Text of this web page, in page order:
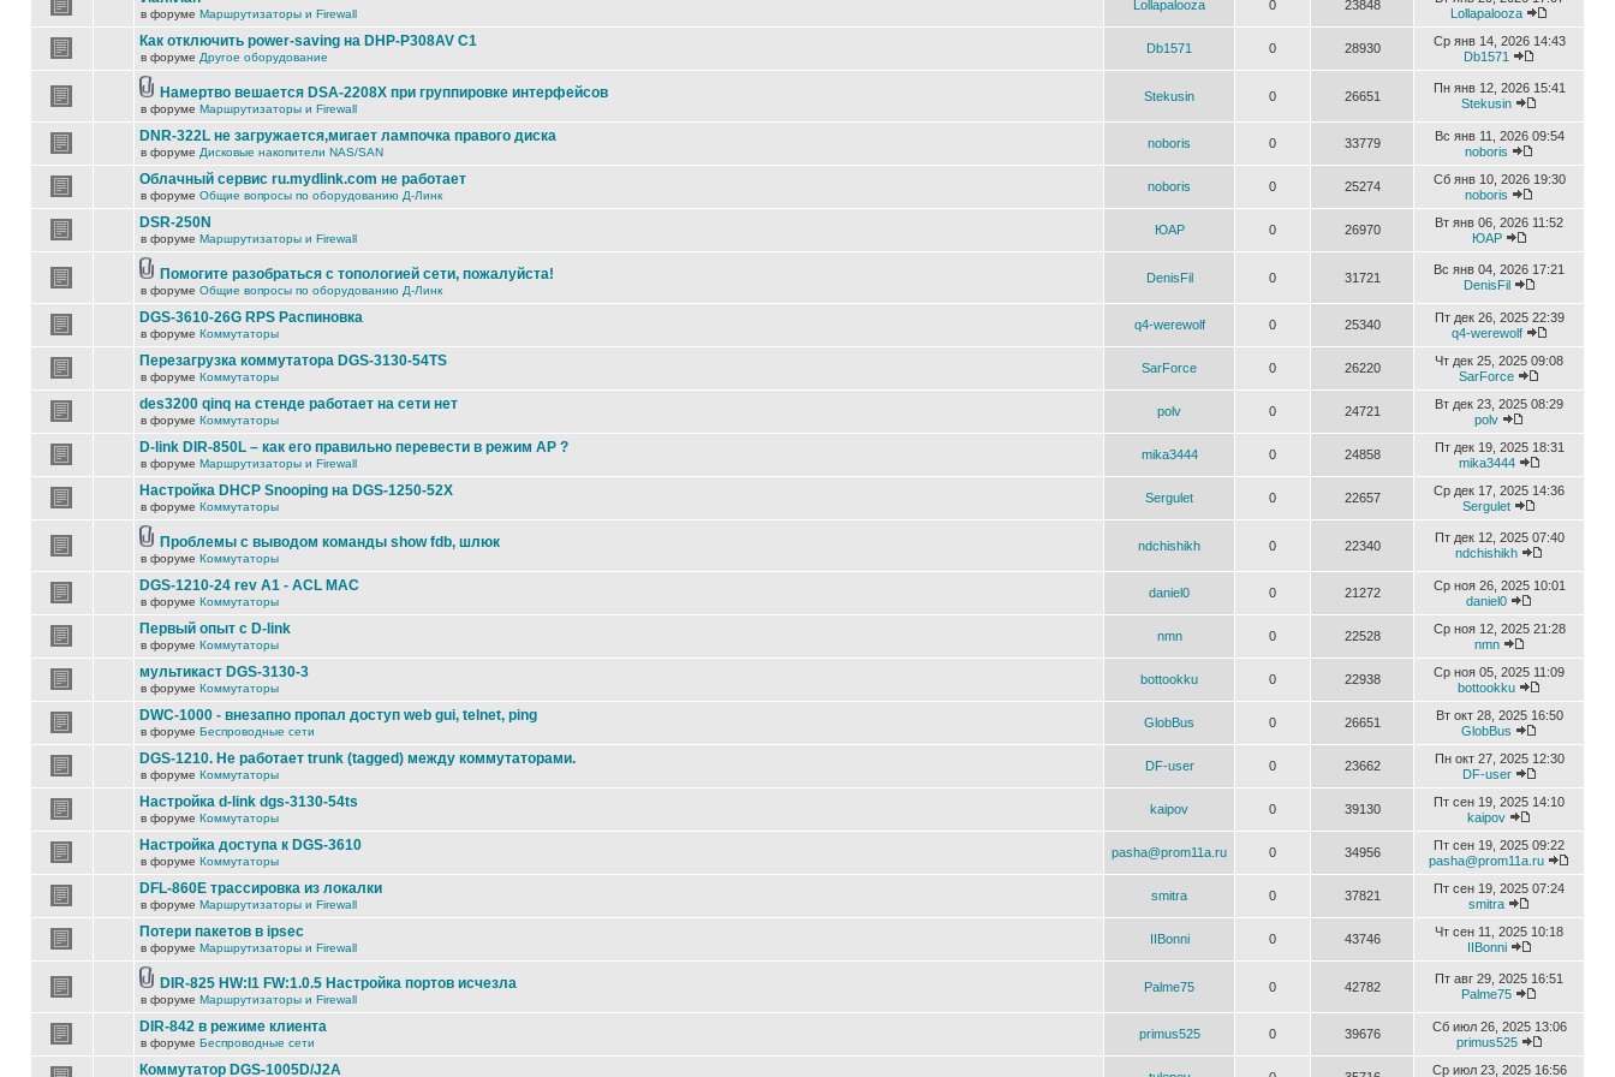
в форуме Маршрутизаторы и Firewall
Lollapalooza 0 23848
Lollapalooza
Как отключить power-saving на DHP-P308AV C1
в форуме Другое оборудование
Db1571 0 28930
Ср янв 14, 2026 14:43
Db1571
Намертво вешается DSA-2208X при группировке интерфейсов
в форуме Маршрутизаторы и Firewall
Stekusin 0 26651
Пн янв 12, 2026 15:41
Stekusin
DNR-322L не загружается,мигает лампочка правого диска
в форуме Дисковые накопители NAS/SAN
noboris 0 33779
Вс янв 11, 2026 09:54
noboris
Облачный сервис ru.mydlink.com не работает
в форуме Общие вопросы по оборудованию Д-Линк
noboris 0 25274
Сб янв 10, 2026 19:30
noboris
DSR-250N
в форуме Маршрутизаторы и Firewall
ЮАР 0 26970
Вт янв 06, 2026 11:52
ЮАР
Помогите разобраться с топологией сети, пожалуйста!
в форуме Общие вопросы по оборудованию Д-Линк
DenisFil 0 31721
Вс янв 04, 2026 17:21
DenisFil
DGS-3610-26G RPS Распиновка
в форуме Коммутаторы
q4-werewolf 0 25340
Пт дек 26, 2025 22:39
q4-werewolf
Перезагрузка коммутатора DGS-3130-54TS
в форуме Коммутаторы
SarForce 0 26220
Чт дек 25, 2025 09:08
SarForce
des3200 qinq на стенде работает на сети нет
в форуме Коммутаторы
polv 0 24721
Вт дек 23, 2025 08:29
polv
D-link DIR-850L – как его правильно перевести в режим AP ?
в форуме Маршрутизаторы и Firewall
mika3444 0 24858
Пт дек 19, 2025 18:31
mika3444
Настройка DHCP Snooping на DGS-1250-52X
в форуме Коммутаторы
Sergulet 0 22657
Ср дек 17, 2025 14:36
Sergulet
Проблемы с выводом команды show fdb, шлюк
в форуме Коммутаторы
ndchishikh 0 22340
Пт дек 12, 2025 07:40
ndchishikh
DGS-1210-24 rev A1 - ACL MAC
в форуме Коммутаторы
daniel0 0 21272
Ср ноя 26, 2025 10:01
daniel0
Первый опыт с D-link
в форуме Коммутаторы
nmn 0 22528
Ср ноя 12, 2025 21:28
nmn
мультикаст DGS-3130-3
в форуме Коммутаторы
bottookku 0 22938
Ср ноя 05, 2025 11:09
bottookku
DWC-1000 - внезапно пропал доступ web gui, telnet, ping
в форуме Беспроводные сети
GlobBus 0 26651
Вт окт 28, 2025 16:50
GlobBus
DGS-1210. Не работает trunk (tagged) между коммутаторами.
в форуме Коммутаторы
DF-user 0 23662
Пн окт 27, 2025 12:30
DF-user
Настройка d-link dgs-3130-54ts
в форуме Коммутаторы
kaipov 0 39130
Пт сен 19, 2025 14:10
kaipov
Настройка доступа к DGS-3610
в форуме Коммутаторы
pasha@prom11a.ru 0 34956
Пт сен 19, 2025 09:22
pasha@prom11a.ru
DFL-860E трассировка из локалки
в форуме Маршрутизаторы и Firewall
smitra 0 37821
Пт сен 19, 2025 07:24
smitra
Потери пакетов в ipsec
в форуме Маршрутизаторы и Firewall
IIBonni 0 43746
Чт сен 11, 2025 10:18
IIBonni
DIR-825 HW:I1 FW:1.0.5 Настройка портов исчезла
в форуме Маршрутизаторы и Firewall
Palme75 0 42782
Пт авг 29, 2025 16:51
Palme75
DIR-842 в режиме клиента
в форуме Беспроводные сети
primus525 0 39676
Сб июл 26, 2025 13:06
primus525
Коммутатор DGS-1005D/J2A Ср июл 23, 2025 16:56